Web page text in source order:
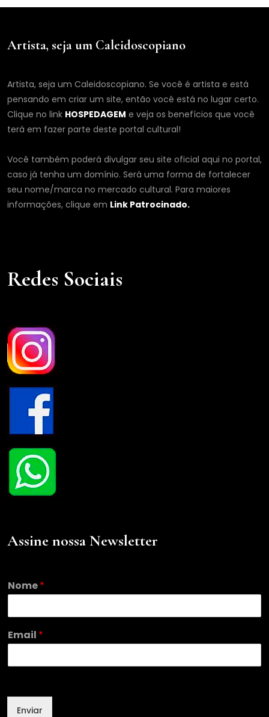
Artista, seja um Caleidoscopiano
Artista, seja um Caleidoscopiano. Se você é artista e está
pensando em criar um site, então você está no lugar certo.
Clique no link HOSPEDAGEM e veja os benefícios que você
terá em fazer parte deste portal cultural!
Você também poderá divulgar seu site oficial aqui no portal,
caso já tenha um domínio. Será uma forma de fortalecer
seu nome/marca no mercado cultural. Para maiores
informações, clique em Link Patrocinado.
Redes Sociais
Assine nossa Newsletter
N
o
e
m
i
Nome*
Email *
Enviar